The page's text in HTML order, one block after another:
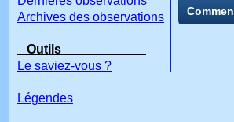
Archives des observations
Outils
Le saviez-vous ?
Légendes